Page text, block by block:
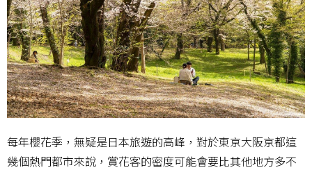
每年櫻花季，無疑是日本旅遊的高峰，對於東京大阪京都這
幾個熱門都市來說，賞花客的密度可能會要比其他地方多不